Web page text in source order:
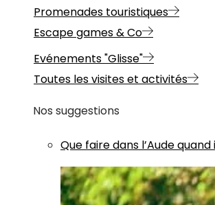
Promenades touristiques
Escape games & Co
Evénements "Glisse"
Toutes les visites et activités
Nos suggestions
Que faire dans l’Aude